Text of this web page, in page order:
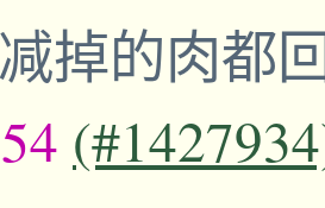
掉的肉都